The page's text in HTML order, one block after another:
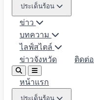
ประเด็นร้อน
ข่าว
บทความ
ไลฟ์สไตล์
ข่าวจังหวัด
ติดต่อ
หน้าแรก
ประเด็นร้อน